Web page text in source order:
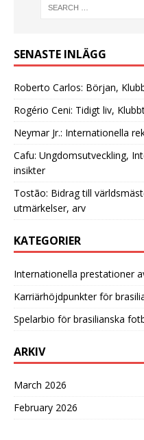
SENASTE INLÄGG
Roberto Carlos: Början,
Rogério Ceni: Tidigt liv,
Neymar Jr.: Internationella
Cafu: Ungdomsutveckling,
insikter
Tostão: Bidrag till
utmärkelser, arv
KATEGORIER
Internationella prestationer
Karriärhöjdpunkter för
Spelarbio för brasilianska
ARKIV
March 2026
February 2026